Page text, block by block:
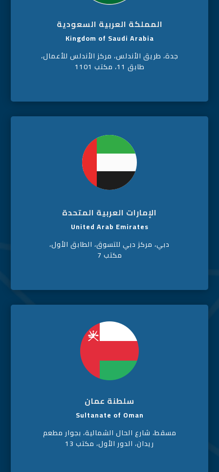
المملكة العربية السعودية
Kingdom of Saudi Arabia
جدة، طريق الأندلس، مركز الأندلس للأعمال،
طابق 11، مكتب 1101
الإمارات العربية المتحدة
United Arab Emirates
دبي، مركز دبي للتسوق، الطابق الأول،
مكتب 7
سلطنة عمان
Sultanate of Oman
مسقط، شارع الحال الشمالية، بجوار مطعم
ريدان، الدور الأول، مكتب 13